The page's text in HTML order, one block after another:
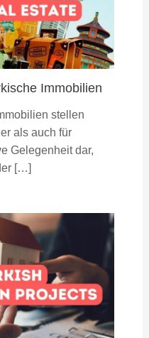
Immobilien
stellen
als auch für
Gelegenheit dar,
[…]